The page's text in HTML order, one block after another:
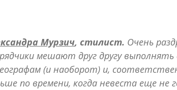
Мурзич, стилист. Очень
мешают друг другу
(и наоборот) и,
по времени, когда невеста еще не